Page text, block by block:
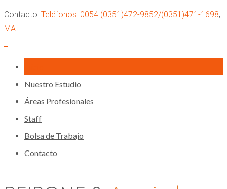
Contacto: Teléfonos: 0054 (0351)472-9852/(0351)471-1698;
MAIL
Nuestro Estudio
Áreas Profesionales
Staff
Bolsa de Trabajo
Contacto